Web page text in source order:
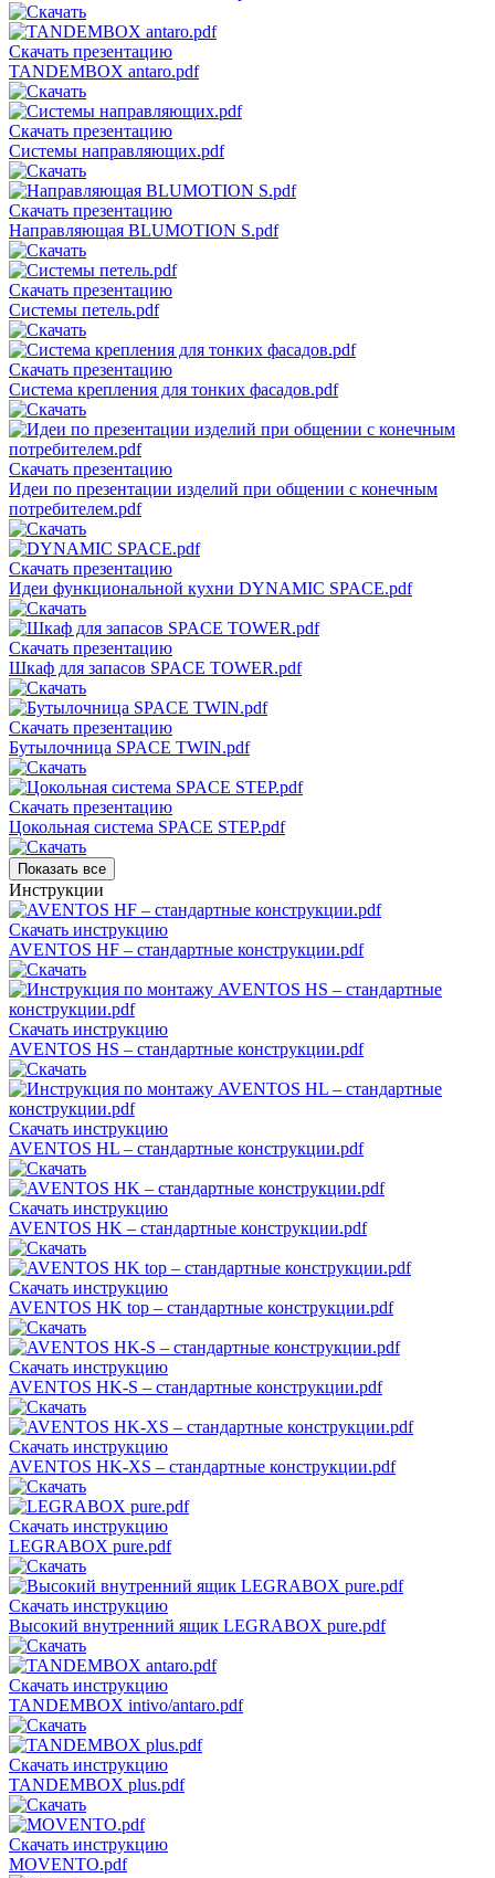
Скачать презентацию
TANDEMBOX antaro.pdf
Скачать презентацию
Системы направляющих.pdf
Скачать презентацию
Направляющая BLUMOTION S.pdf
Скачать презентацию
Системы петель.pdf
Скачать презентацию
Система крепления для тонких фасадов.pdf
Скачать презентацию
Идеи по презентации изделий при общении с конечным
потребителем.pdf
Скачать презентацию
Идеи функциональной кухни DYNAMIC SPACE.pdf
Скачать презентацию
Шкаф для запасов SPACE TOWER.pdf
Скачать презентацию
Бутылочница SPACE TWIN.pdf
Скачать презентацию
Цокольная система SPACE STEP.pdf
Показать все
Инструкции
Скачать инструкцию
AVENTOS HF – стандартные конструкции.pdf
Скачать инструкцию
AVENTOS HS – стандартные конструкции.pdf
Скачать инструкцию
AVENTOS HL – стандартные конструкции.pdf
Скачать инструкцию
AVENTOS HK – стандартные конструкции.pdf
Скачать инструкцию
AVENTOS HK top – стандартные конструкции.pdf
Скачать инструкцию
AVENTOS HK-S – стандартные конструкции.pdf
Скачать инструкцию
AVENTOS HK-XS – стандартные конструкции.pdf
Скачать инструкцию
LEGRABOX pure.pdf
Скачать инструкцию
Высокий внутренний ящик LEGRABOX pure.pdf
Скачать инструкцию
TANDEMBOX intivo/antaro.pdf
Скачать инструкцию
TANDEMBOX plus.pdf
Скачать инструкцию
MOVENTO.pdf